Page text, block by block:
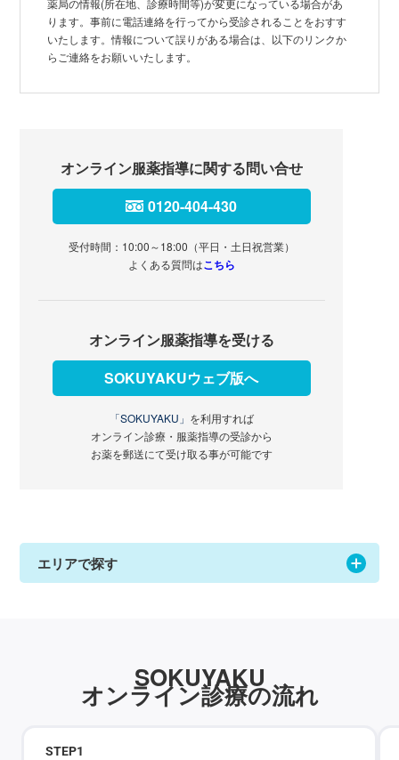
薬局の情報(所在地、診療時間等)が変更になっている場合があ
ります。事前に電話連絡を行ってから受診されることをおすす
いたします。情報について誤りがある場合は、以下のリンクか
らご連絡をお願いいたします。
オンライン服薬指導に関する問い合せ
0120-404-430
受付時間：10:00～18:00（平日・土日祝営業）
よくある質問はこちら
オンライン服薬指導を受ける
SOKUYAKUウェブ版へ
「SOKUYAKU」 を利用すれば
オンライン診療・服薬指導の受診から
お薬を郵送にて受け取る事が可能です
エリアで探す
SOKUYAKU
オンライン診療の流れ
STEP1